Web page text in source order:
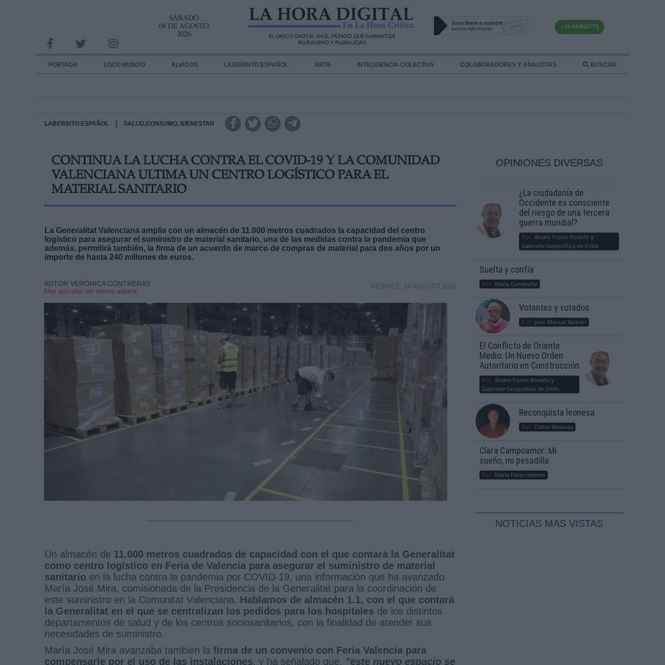
SÁBADO
08 DE AGOSTO
2026
+34 644043774
PORTADA LOCO MUNDO ALIADOS LABERINTO ESPAÑOL ARTE INTELIGENCIA COLECTIVA COLABORADORES Y ANALISTAS BUSCAR
LABERINTO ESPAÑOL SALUD,CONSUMO, BIENESTAR
CONTINUA LA LUCHA CONTRA EL COVID-19 Y LA COMUNIDAD
VALENCIANA ULTIMA UN CENTRO LOGÍSTICO PARA EL
MATERIAL SANITARIO
La Generalitat Valenciana amplia con un almacén de 11.000 metros cuadrados la capacidad del centro
logístico para asegurar el suministro de material sanitario, una de las medidas contra la pandemia que
además, permitirá también, la firma de un acuerdo de marco de compras de material para dos años por un
importe de hasta 240 millones de euros.
AUTOR VERÓNICA CONTRERAS
Mas artículos del mismo autor/a
VIERNES, 14 AGOSTO 2020
Un almacén de 11.000 metros cuadrados de capacidad con el que contará la Generalitat
como centro logístico en Feria de Valencia para asegurar el suministro de material
sanitario en la lucha contra la pandemia por COVID-19, una información que ha avanzado
María José Mira, comisionada de la Presidencia de la Generalitat para la coordinación de
este suministro en la Comunitat Valenciana. Hablamos de almacén 1.1, con el que contará
la Generalitat en el que se centralizan los pedidos para los hospitales de los distintos
departamentos de salud y de los centros sociosanitarios, con la finalidad de atender sus
necesidades de suministro.
María José Mira avanzaba también la firma de un convenio con Feria Valencia para
compensarle por el uso de las instalaciones, y ha señalado que, ”este nuevo espacio se
OPINIONES DIVERSAS
¿La ciudadanía de
Occidente es consciente
del riesgo de una tercera
guerra mundial?
Por Álvaro Frutos Rosado y
Gabinete Geopolítica de Crisis
Suelta y confía
Por María Comesaña
Votantes y votados
Por Juan Manuel Beltrán
El Conflicto de Oriente
Medio: Un Nuevo Orden
Autoritario en Construcción
Por Álvaro Frutos Rosado y
Gabinete Geopolítica de Crisis
Reconquista leonesa
Por Carlos Miranda
Clara Campoamor: Mi
sueño, mi pesadilla
Por María Pérez Herrero
NOTICIAS MAS VISTAS
INFORMACION SOBRE LA PROTECCIÓN DE TUS DATOS
Responsable:
Destinatarios:
link
Información adicional
link